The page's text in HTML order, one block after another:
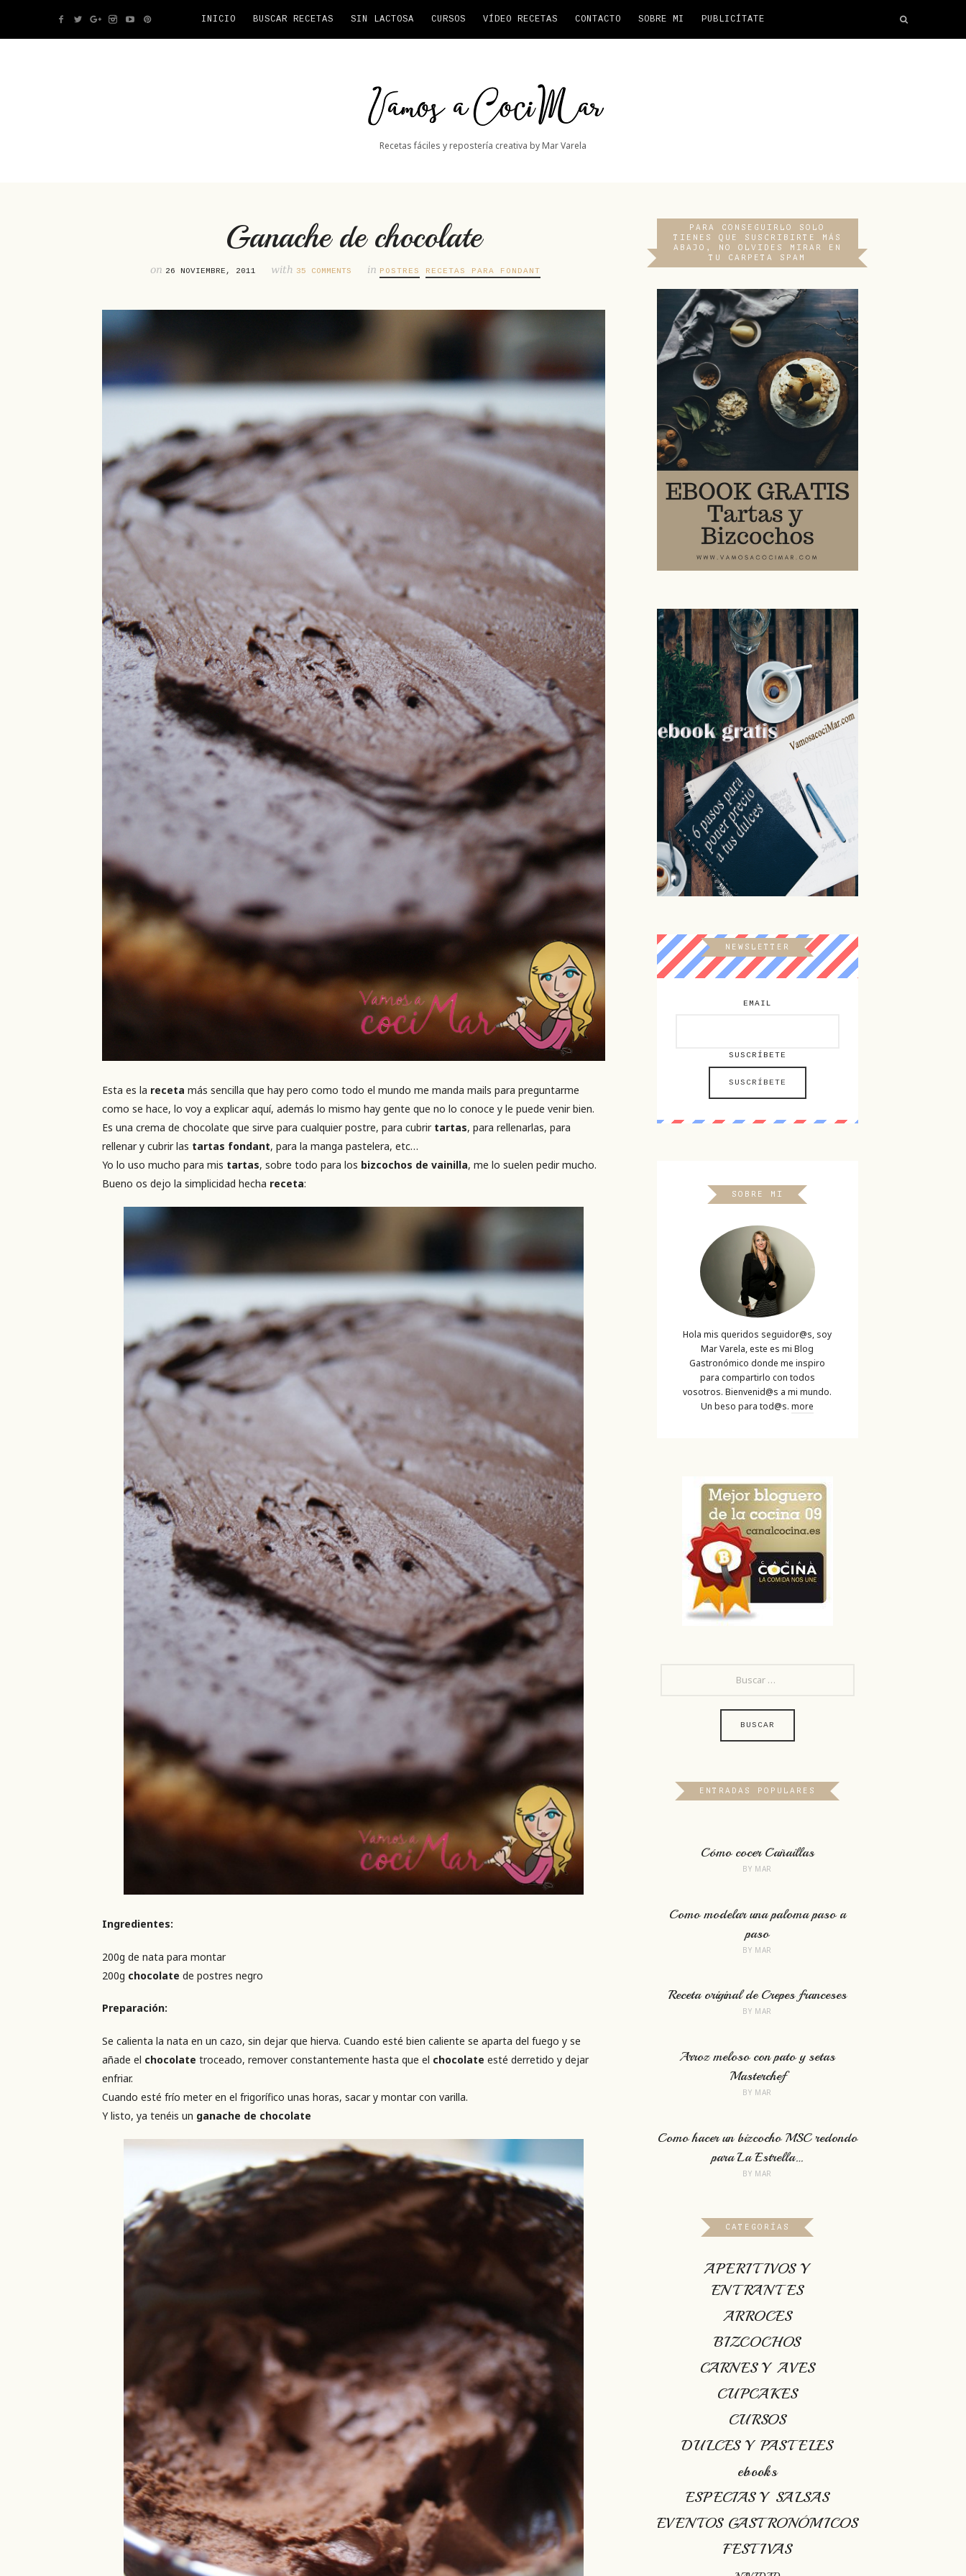
INICIO BUSCAR RECETAS SIN LACTOSA CURSOS VÍDEO RECETAS CONTACTO SOBRE MI PUBLICÍTATE
Vamos
CociMar
Recetas fáciles y repostería creativa by Mar Varela
Ganache de chocolate
on 26 NOVIEMBRE, 2011 with 35 COMMENTS in POSTRES RECETAS PARA FONDANT
Esta es la receta más sencilla que hay pero como todo el mundo me manda mails para preguntarme
como se hace, lo voy a explicar aquí, además lo mismo hay gente que no lo conoce y le puede venir bien.
Es una crema de chocolate que sirve para cualquier postre, para cubrirtartas, para rellenarlas, para
rellenar y cubrir las tartas fondant, para la manga pastelera, etc…
Yo lo uso mucho para mis tartas, sobre todo para los bizcochos de vainilla, me lo suelen pedir mucho.
Bueno os dejo la simplicidad hecha receta:
Ingredientes:
200g de nata para montar
200g chocolate de postres negro
Preparación:
Se calienta la nata en un cazo, sin dejar que hierva. Cuando esté bien caliente se aparta del fuego y se
añade el chocolate troceado, remover constantemente hasta que el chocolate esté derretido y dejar
enfriar.
Cuando esté frío meter en el frigorífico unas horas, sacar y montar con varilla.
Y listo, ya tenéis un ganache de chocolate
PARA CONSEGUIRLO SOLO
TIENES QUE SUSCRIBIRTE MÁS
ABAJO, NO OLVIDES MIRAR EN
TU CARPETA SPAM
NEWSLETTER
EMAIL
SUSCRÍBETE
SOBRE MI
Hola mis queridos seguidor@s, soy
Mar Varela, este es mi Blog
Gastronómico donde me inspiro
para compartirlo con todos
vosotros. Bienvenid@s a mi mundo.
Un beso para tod@s.more
ENTRADAS POPULARES
Cómo cocer Cañaillas
BY MAR
Como modelar una paloma paso a
paso
BY MAR
Receta original de Crepes franceses
BY MAR
Arroz meloso con pato y setas
Masterchef
BY MAR
Como hacer un bizcocho MSC redondo
para La Estrella…
BY MAR
CATEGORÍAS
APERITIVOS Y
ENTRANTES
ARROCES
BIZCOCHOS
CARNES Y AVES
CUPCAKES
CURSOS
DULCES Y PASTELES
ebooks
ESPECIAS Y SALSAS
EVENTOS GASTRONÓMICOS
FESTIVAS